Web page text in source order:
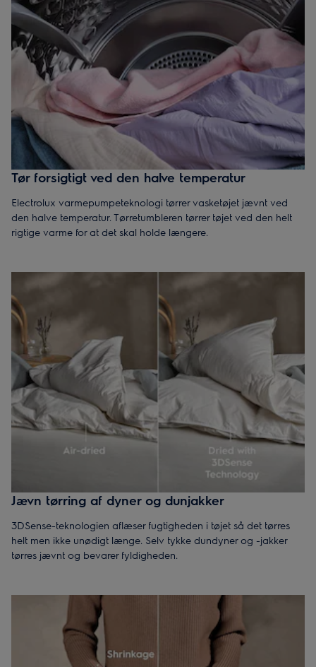
Tør forsigtigt ved den halve temperatur
Electrolux varmepumpeteknologi tørrer vasketøjet jævnt ved
den halve temperatur. Tørretumbleren tørrer tøjet ved den helt
rigtige varme for at det skal holde længere.
Jævn tørring af dyner og dunjakker
3DSense-teknologien aflæser fugtigheden i tøjet så det tørres
helt men ikke unødigt længe. Selv tykke dundyner og -jakker
tørres jævnt og bevarer fyldigheden.